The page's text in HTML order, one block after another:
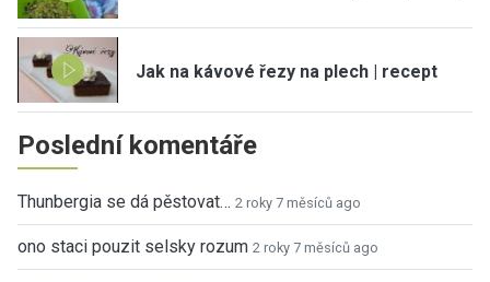
Jak na kávové řezy na plech | recept
Poslední komentáře
Thunbergia se dá pěstovat… 2 roky 7 měsíců ago
ono staci pouzit selsky rozum 2 roky 7 měsíců ago